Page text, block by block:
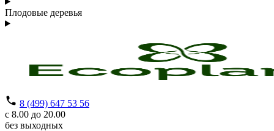
Плодовые деревья
8 (499) 647 53 56
с 8.00 до 20.00
без выходных